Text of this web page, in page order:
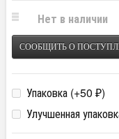
Нет в наличии
СООБЩИТЬ О
Упаковка (+50 ₽)
Улучшенная